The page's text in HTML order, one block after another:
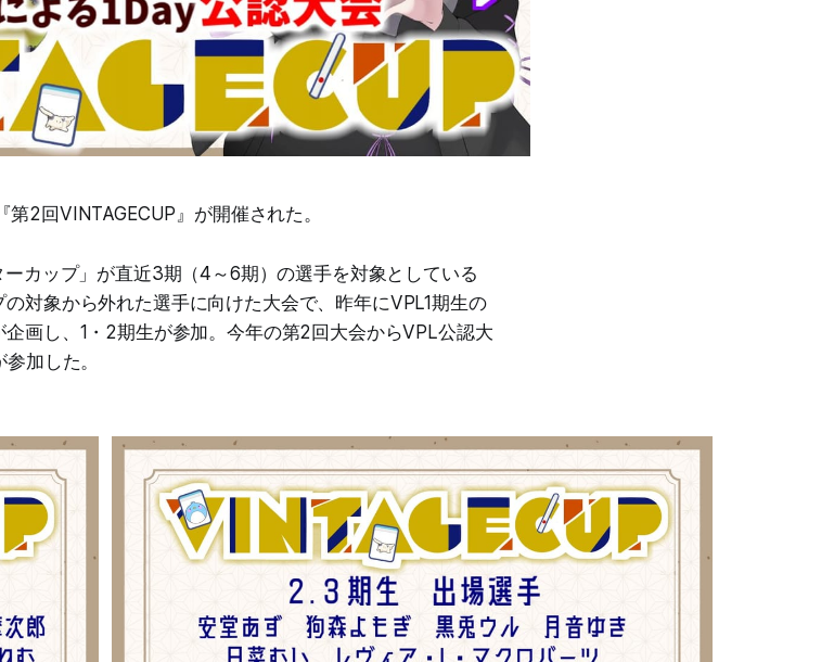
2回VINTAGECUP』が開催された。
カップ」が直近3期（4～6期）の選手を対象としている
対象から外れた選手に向けた大会で、昨年にVPL1期生の
画し、1・2期生が参加。今年の第2回大会からVPL公認大
加した。